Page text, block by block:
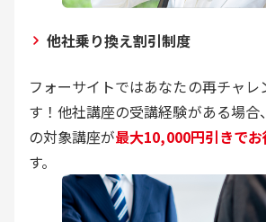
他社乗り換え割引制度
フォーサイトではあなたの再チャレ
す！他社講座の受講経験がある場合
の対象講座が最大10,000円引きで
す。